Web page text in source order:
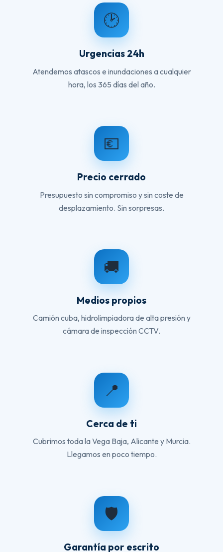
🕑
Urgencias 24h
Atendemos atascos e inundaciones a cualquier
hora, los 365 días del año.
💶
Precio cerrado
Presupuesto sin compromiso y sin coste de
desplazamiento. Sin sorpresas.
🚚
Medios propios
Camión cuba, hidrolimpiadora de alta presión y
cámara de inspección CCTV.
📍
Cerca de ti
Cubrimos toda la Vega Baja, Alicante y Murcia.
Llegamos en poco tiempo.
🛡️
Garantía por escrito